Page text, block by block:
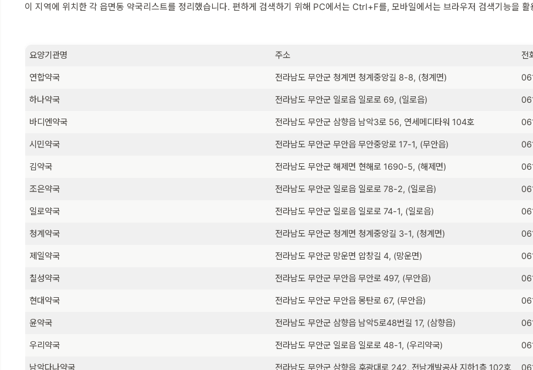
이 지역에 위치한 각 읍면동 약국리스트를 정리했습니다. 편하게 검색하기 위해 PC에서는 Ctrl+F를, 모바일에서는 브라우저 검색기능을 활
요양기관명 주소 전
연합약국 전라남도 무안군 청계면 청계중앙길 8-8, (청계면)
하나약국 전라남도 무안군 일로읍 일로로 69, (일로읍)
바디엔약국 전라남도 무안군 삼향읍 남악3로 56, 연세메디타워 104호
시민약국 전라남도 무안군 무안읍 무안중앙로 17-1, (무안읍)
김약국 전라남도 무안군 해제면 현해로 1690-5, (해제면)
조은약국 전라남도 무안군 일로읍 일로로 78-2, (일로읍)
일로약국 전라남도 무안군 일로읍 일로로 74-1, (일로읍)
청계약국 전라남도 무안군 청계면 청계중앙길 3-1, (청계면)
제일약국 전라남도 무안군 망운면 압창길 4, (망운면)
칠성약국 전라남도 무안군 무안읍 무안로 497, (무안읍)
현대약국 전라남도 무안군 무안읍 몽탄로 67, (무안읍)
윤약국 전라남도 무안군 삼향읍 남악5로48번길 17, (삼향읍)
우리약국 전라남도 무안군 일로읍 일로로 48-1, (우리약국)
남악다나약국 전라남도 무안군 삼향읍 후광대로 242, 전남개발공사 지하1층 102호